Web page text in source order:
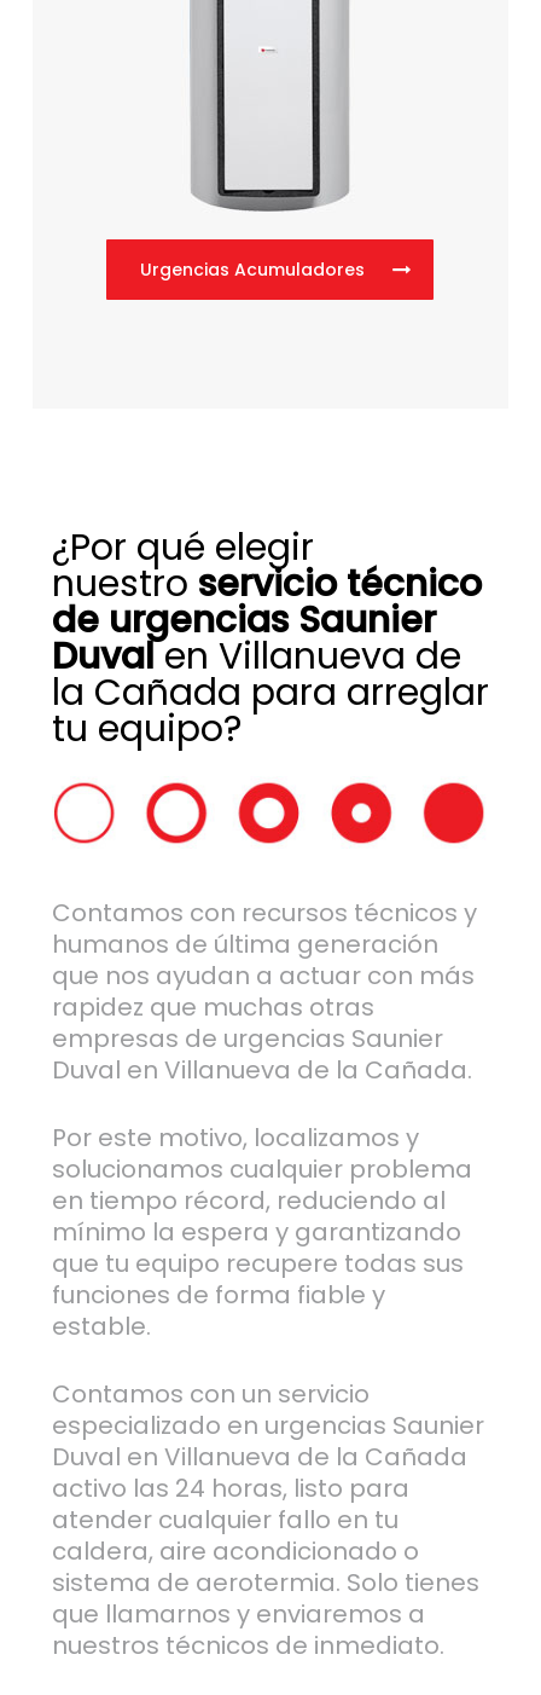
Urgencias Acumuladores
¿Por qué elegir
nuestro servicio técnico
de urgencias Saunier
Duvalen Villanueva de
la Cañada para arreglar
tu equipo?
Contamos con recursos técnicos y
humanos de última generación
que nos ayudan a actuar con más
rapidez que muchas otras
empresas de urgencias Saunier
Duval en Villanueva de la Cañada.
Por este motivo, localizamos y
solucionamos cualquier problema
en tiempo récord, reduciendo al
mínimo la espera y garantizando
que tu equipo recupere todas sus
funciones de forma fiable y
estable.
Contamos con un servicio
especializado en urgencias Saunier
Duval en Villanueva de la Cañada
activo las 24 horas, listo para
atender cualquier fallo en tu
caldera, aire acondicionado o
sistema de aerotermia. Solo tienes
que llamarnos y enviaremos a
nuestros técnicos de inmediato.